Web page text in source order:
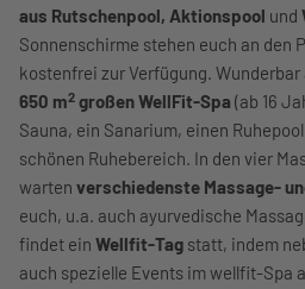
aus Rutschenpool, Aktionspool und
Sonnenschirme stehen euch an den
kostenfrei zur Verfügung.
650 m2 großenWellFit-Spa (ab 16
Sauna, ein Sanarium, einen
schönen Ruhebereich. In den vier
warten verschiedenste Massage-
euch, u.a. auch ayurvedische
findet ein Wellfit-Tag statt, indem
auch spezielle Events im wellfit-Spa